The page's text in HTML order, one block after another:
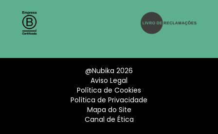
@Nubika 2026
Aviso Legal
Política de Cookies
Política de Privacidade
Mapa do Site
Canal de Ética